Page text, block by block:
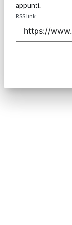
appunti.
RSS link